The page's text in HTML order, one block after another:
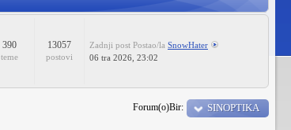
390
teme
13057
postovi
Zadnji post Postao/la SnowHater
06 tra 2026, 23:02
Forum(o)Bir: SINOPTIKA